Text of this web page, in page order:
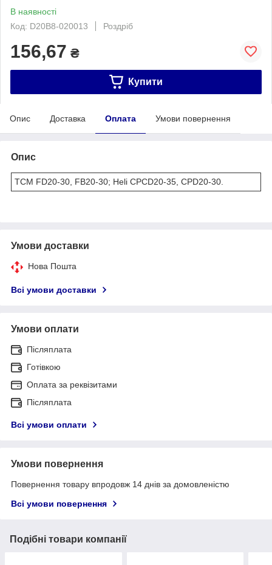
В наявності
Код: D20B8-020013
Роздріб
156,67 ₴
Купити
Опис Доставка Оплата Умови повернення
Опис
TCM FD20-30, FB20-30; Heli CPCD20-35, CPD20-30.
Умови доставки
Нова Пошта
Всі умови доставки
Умови оплати
Післяплата
Готівкою
Оплата за реквізитами
Післяплата
Всі умови оплати
Умови повернення
Повернення товару впродовж 14 днів за домовленістю
Всі умови повернення
Подібні товари компанії